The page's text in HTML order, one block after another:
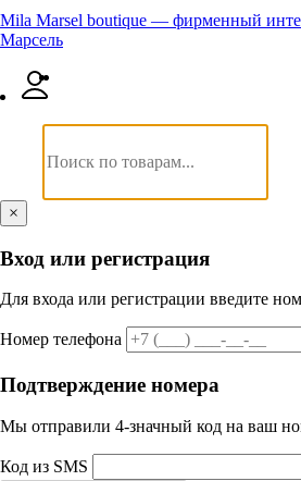
Mila Marsel boutique — фирменный
Марсель
×
Вход или регистрация
Для входа или регистрации введите
Номер телефона
Подтверждение номера
Мы отправили 4‑значный код на ваш
Код из SMS